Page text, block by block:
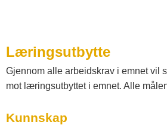
g
t
e
Læringsutbytte
Gjennom alle arbeidskrav i emnet vil
mot læringsutbyttet i emnet. Alle
Kunnskap